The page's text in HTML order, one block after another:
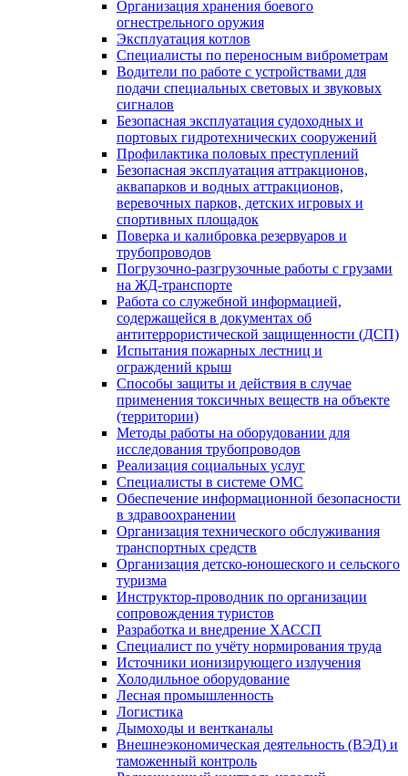
Организация хранения боевого
огнестрельного оружия
Эксплуатация котлов
Специалисты по переносным виброметрам
Водители по работе с устройствами для
подачи специальных световых и звуковых
сигналов
Безопасная эксплуатация судоходных и
портовых гидротехнических сооружений
Профилактика половых преступлений
Безопасная эксплуатация аттракционов,
аквапарков и водных аттракционов,
веревочных парков, детских игровых и
спортивных площадок
Поверка и калибровка резервуаров и
трубопроводов
Погрузочно-разгрузочные работы с грузами
на ЖД-транспорте
Работа со служебной информацией,
содержащейся в документах об
антитеррористической защищенности (ДСП)
Испытания пожарных лестниц и
ограждений крыш
Способы защиты и действия в случае
применения токсичных веществ на объекте
(территории)
Методы работы на оборудовании для
исследования трубопроводов
Реализация социальных услуг
Специалисты в системе ОМС
Обеспечение информационной безопасности
в здравоохранении
Организация технического обслуживания
транспортных средств
Организация детско-юношеского и сельского
туризма
Инструктор-проводник по организации
сопровождения туристов
Разработка и внедрение ХАССП
Специалист по учёту нормирования труда
Источники ионизирующего излучения
Холодильное оборудование
Лесная промышленность
Логистика
Дымоходы и вентканалы
Внешнеэкономическая деятельность (ВЭД) и
таможенный контроль